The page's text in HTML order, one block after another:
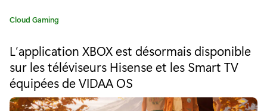
n
t
s
C
é
g
o
i
Cloud Gaming
L’application XBOX est désormais disponible
sur les téléviseurs Hisense et les Smart TV
équipées de VIDAA OS